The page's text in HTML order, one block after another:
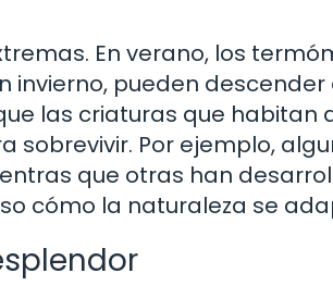
En verano, los
invierno, pueden descender
las criaturas que habitan
sobrevivir. Por ejemplo,
que otras han
cómo la naturaleza se